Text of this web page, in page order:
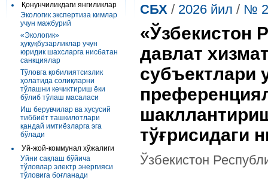
Қонунчиликдаги янгиликлар
Экологик экспертиза кимлар
учун мажбурий
«Экологик»
ҳуқуқбузарликлар учун
юридик шахсларга нисбатан
санкциялар
Тўловга қобилиятсизлик
ҳолатида солиқларни
тўлашни кечиктириш ёки
бўлиб тўлаш масаласи
Иш берувчилар ва хусусий
тиббиёт ташкилотлари
қандай имтиёзларга эга
бўлади
Уй-жой-коммунал хўжалиги
Уйни сақлаш бўйича
тўловлар электр энергияси
тўловига боғланади
СБХ / 2026 йил / №
«Ўзбекистон
давлат
субъектлари
тўғрисидаги
Ўзбекистон